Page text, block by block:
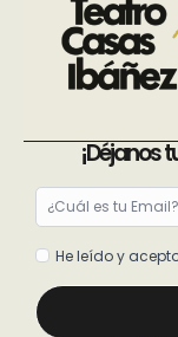
¡Déjanos
Email
Política
privacidad
He leído y